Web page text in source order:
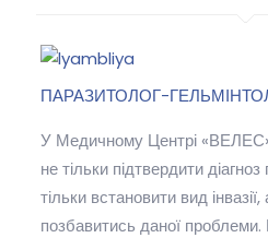
ПАРАЗИТОЛОГ-
У Медичному Центрі
не тільки підтвердити діагноз
тільки встановити вид
позбавитись даної